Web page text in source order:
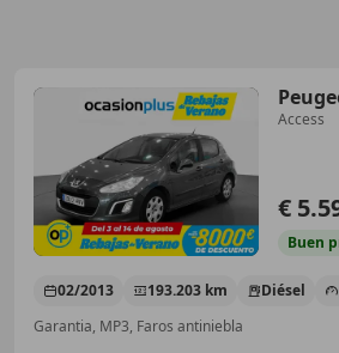
Access
€
Buen
02/2013 193.203 km Diésel
Garantia, MP3, Faros antiniebla